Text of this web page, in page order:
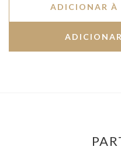
ADICIONAR À